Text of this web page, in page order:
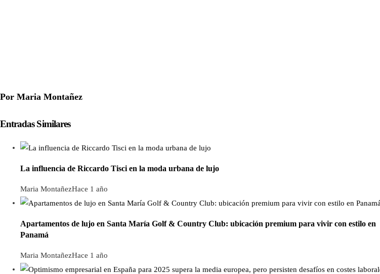
Por Maria Montañez
Entradas Similares
La influencia de Riccardo Tisci en la moda urbana de lujo
Maria MontañezHace 1 año
Apartamentos de lujo en Santa María Golf & Country Club: ubicación premium para vivir con estilo en
Panamá
Maria MontañezHace 1 año